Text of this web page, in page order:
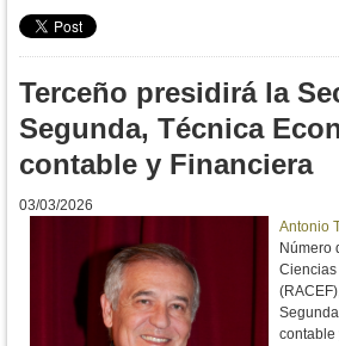
Terceño presidirá la
Segunda, Técnica
contable y Financiera
03/03/2026
Antonio
Número
contable